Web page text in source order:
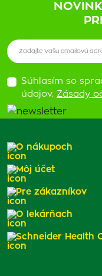
Súhlasím so
údajov. Zásady
O nákupoch
Môj účet
Pre zákazníkov
O lekárňach
Schneider Health